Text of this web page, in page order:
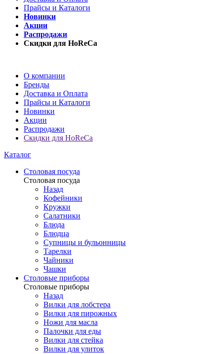
Прайсы и Каталоги
Новинки
Акции
Распродажи
Скидки для HoReCa
О компании
Бренды
Доставка и Оплата
Прайсы и Каталоги
Новинки
Акции
Распродажи
Скидки для HoReCa
Каталог
Столовая посуда
Столовая посуда
Назад
Кофейники
Кружки
Салатники
Блюда
Блюдца
Супницы и бульонницы
Тарелки
Чайники
Чашки
Cтоловые приборы
Cтоловые приборы
Назад
Вилки для лобстера
Вилки для пирожных
Ножи для масла
Палочки для еды
Вилки для стейка
Вилки для улиток